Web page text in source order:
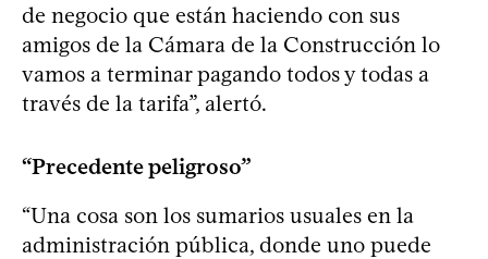
de negocio que están haciendo con sus
amigos de la Cámara de la Construcción lo
vamos a terminar pagando todos y todas a
través de la tarifa”, alertó.
“Precedente peligroso”
“Una cosa son los sumarios usuales en la
administración pública, donde uno puede